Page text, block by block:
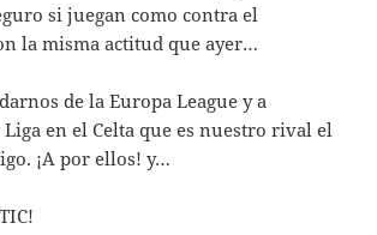
si juegan como contra el
la misma actitud que ayer…
de la Europa League y a
en el Celta que es nuestro rival el
¡A por ellos! y…